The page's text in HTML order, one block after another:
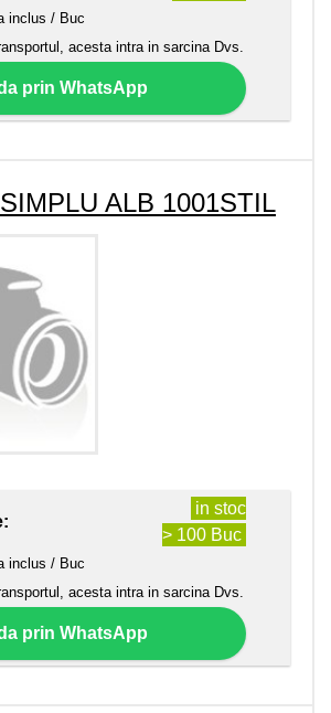
inclus / Buc
acesta intra in sarcina Dvs.
prin WhatsApp
ALB 1001STIL
in stoc
> 100 Buc
inclus / Buc
acesta intra in sarcina Dvs.
prin WhatsApp